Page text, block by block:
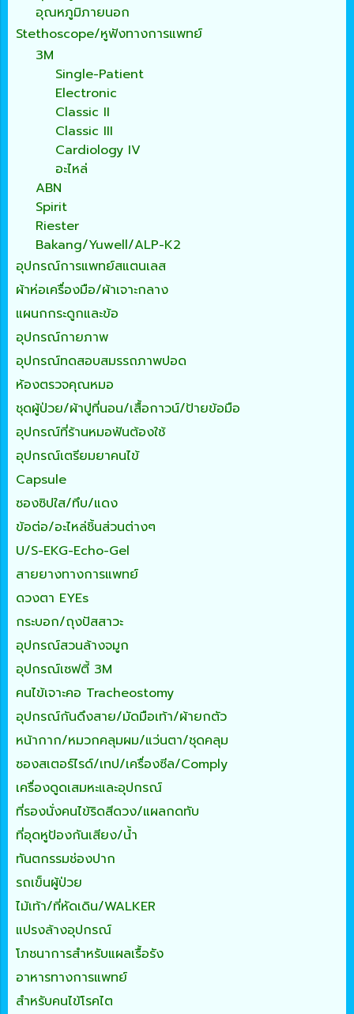
อุณหภูมิภายนอก
Stethoscope/หูฟังทางการแพทย์
3M
Single-Patient
Electronic
Classic II
Classic III
Cardiology IV
อะไหล่
ABN
Spirit
Riester
Bakang/Yuwell/ALP-K2
อุปกรณ์การแพทย์สแตนเลส
ผ้าห่อเครื่องมือ/ผ้าเจาะกลาง
แผนกกระดูกและข้อ
อุปกรณ์กายภาพ
อุปกรณ์ทดสอบสมรรถภาพปอด
ห้องตรวจคุณหมอ
ชุดผู้ป่วย/ผ้าปูที่นอน/เสื้อกาวน์/ป้ายข้อมือ
อุปกรณ์ที่ร้านหมอฟันต้องใช้
อุปกรณ์เตรียมยาคนไข้
Capsule
ซองซิปใส/ทึบ/แดง
ข้อต่อ/อะไหล่ชิ้นส่วนต่างๆ
U/S-EKG-Echo-Gel
สายยางทางการแพทย์
ดวงตา EYEs
กระบอก/ถุงปัสสาวะ
อุปกรณ์สวนล้างจมูก
อุปกรณ์เซฟตี้ 3M
คนไข้เจาะคอ Tracheostomy
อุปกรณ์กันดึงสาย/มัดมือเท้า/ผ้ายกตัว
หน้ากาก/หมวกคลุมผม/แว่นตา/ชุดคลุม
ซองสเตอร์ไรด์/เทป/เครื่องซีล/Comply
เครื่องดูดเสมหะและอุปกรณ์
ที่รองนั่งคนไข้ริดสีดวง/แผลกดทับ
ที่อุดหูป้องกันเสียง/น้ำ
ทันตกรรมช่องปาก
รถเข็นผู้ป่วย
ไม้เท้า/ที่หัดเดิน/WALKER
แปรงล้างอุปกรณ์
โภชนาการสำหรับแผลเรื้อรัง
อาหารทางการแพทย์
สำหรับคนไข้โรคไต